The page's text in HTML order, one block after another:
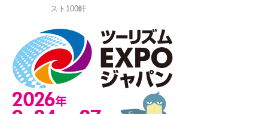
スト100軒